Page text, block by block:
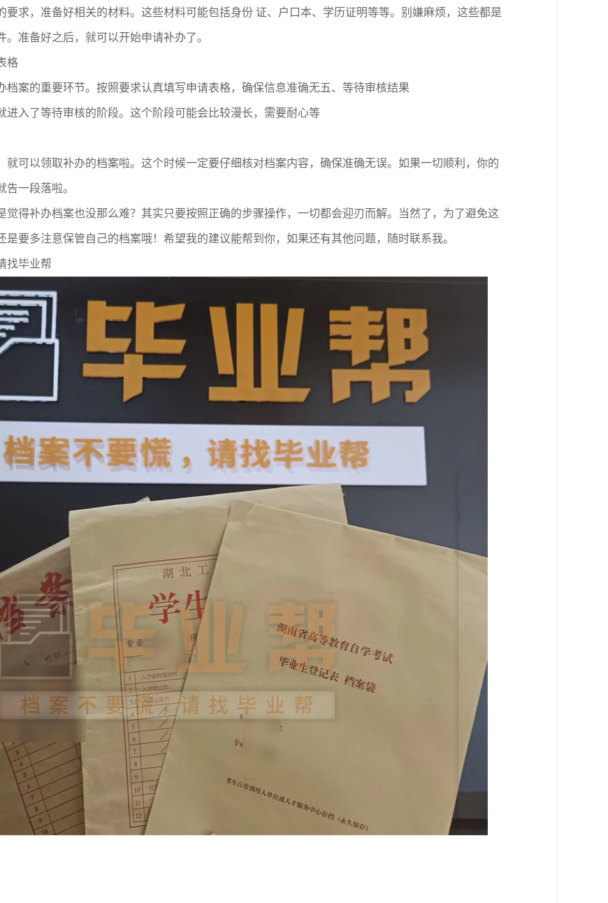
要求，准备好相关的材料。这些材料可能包括身份 证、户口本、学历证明等等。别嫌麻烦，这些都是
。准备好之后，就可以开始申请补办了。
格
档案的重要环节。按照要求认真填写申请表格，确保信息准确无五、 等待审核结果
进入了等待审核的阶段。这个阶段可能会比较漫长，需要耐心等
就可以领取补办的档案啦。 这个时候一定要仔细核对档案内容，确保准确无误。如果一切顺利，你的
告一段落啦。
觉得补办档案也没那么难？其实只要按照正确的步骤操作，一切都会迎刃而解。当然了，为了避免这
是要多注意保管自己的档案哦！希望我的建议能帮到你，如果还有其他问题，随时联系我。
找毕业帮